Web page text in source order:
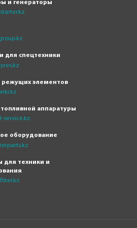
и генераторы
для спецтехники
режущих элементов
аппаратуры
service.kz
оборудование
для техники и